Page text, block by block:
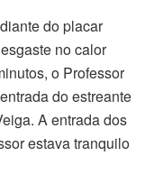
do placar
no calor
o Professor
do estreante
A entrada dos
estava tranquilo